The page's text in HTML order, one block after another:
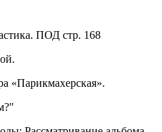
ПОД стр. 168
«Парикмахерская».